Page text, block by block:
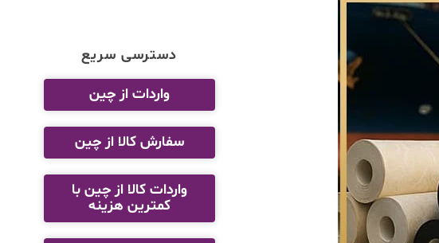
دسترسی سریع
واردات از چین
سفارش کالا از چین
واردات کالا از چین با
کمترین هزینه